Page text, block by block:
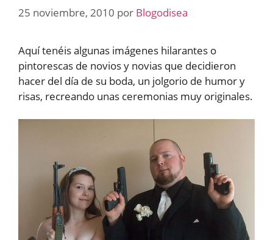
25 noviembre, 2010 por Blogodisea
Aquí tenéis algunas imágenes hilarantes o
pintorescas de novios y novias que decidieron
hacer del día de su boda, un jolgorio de humor y
risas, recreando unas ceremonias muy originales.